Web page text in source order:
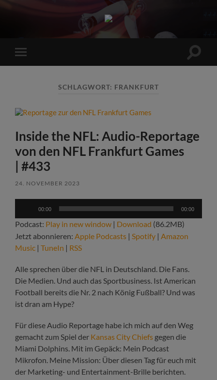
Sports
Maniac
Mobile-
Menü
SCHLAGWORT: FRANKFURT
Inside the NFL: Audio-Reportage
von den NFL Frankfurt Games
| #433
24. NOVEMBER 2023
00:00 00:00
Podcast: Play in new window | Download (86.2MB)
Jetzt abonnieren:Apple Podcasts |Spotify |Amazon
Music |TuneIn | RSS
Alle sprechen über die NFL in Deutschland. Die Fans.
Die Medien. Und auch das Sportbusiness. Ist American
Football bereits die Nr. 2 nach König Fußball? Und was
ist dran am Hype?
Für diese Audio Reportage habe ich mich auf den Weg
gemacht zum Spiel der Kansas City Chiefs gegen die
Miami Dolphins. Mit im Gepäck: Mein Podcast
Mikrofon. Meine Mission: Über diesen Tag für euch mit
der Marketing- und Entertainment-Brille berichten.